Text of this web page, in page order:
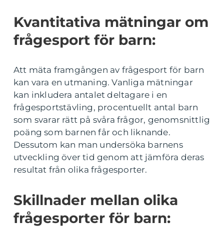
Kvantitativa mätningar om
frågesport för barn:
Att mäta framgången av frågesport för barn
kan vara en utmaning. Vanliga mätningar
kan inkludera antalet deltagare i en
frågesportstävling, procentuellt antal barn
som svarar rätt på svåra frågor, genomsnittlig
poäng som barnen får och liknande.
Dessutom kan man undersöka barnens
utveckling över tid genom att jämföra deras
resultat från olika frågesporter.
Skillnader mellan olika
frågesporter för barn: